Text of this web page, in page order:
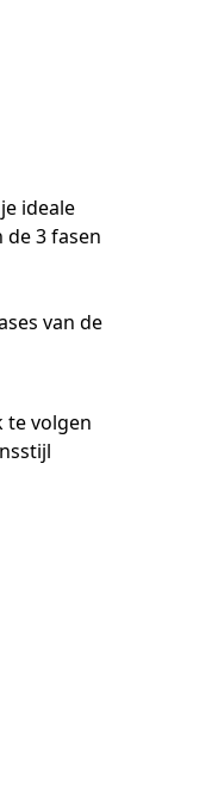
ideale
3 fasen
van de
te volgen